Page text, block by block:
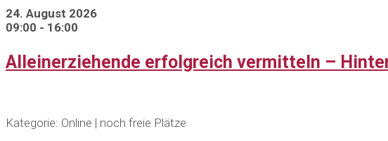
24. August 2026
09:00 - 16:00
Alleinerziehende erfolgreich vermitteln –
Kategorie: Online | noch freie Plätze